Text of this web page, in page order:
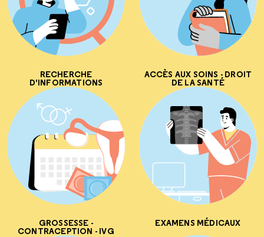
RECHERCHE
D'INFORMATIONS
ACCÈS AUX SOINS - DROIT
DE LA SANTÉ
GROSSESSE -
CONTRACEPTION - IVG
EXAMENS MÉDICAUX